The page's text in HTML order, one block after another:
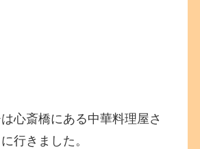
心斎橋にある中華料理屋さ
に行きました。